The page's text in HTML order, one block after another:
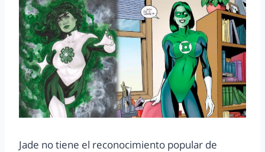
Jade no tiene el reconocimiento popular de